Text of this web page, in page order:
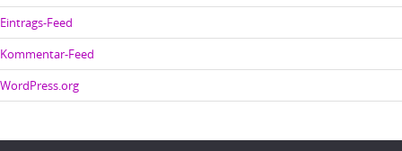
Eintrags-Feed
Kommentar-Feed
WordPress.org